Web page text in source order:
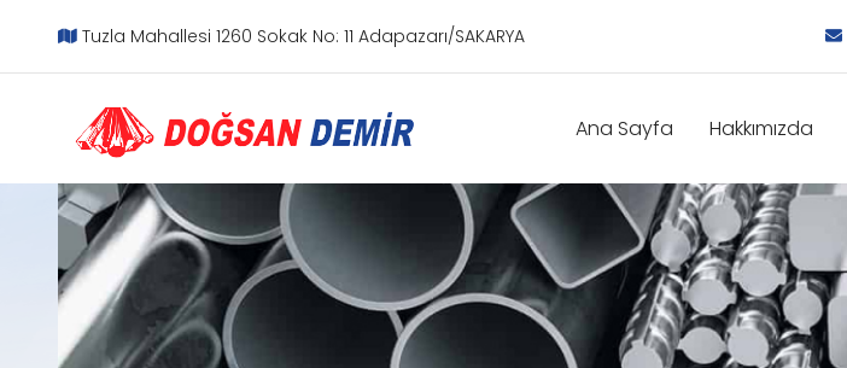
Tuzla Mahallesi 1260 Sokak No: 11 Adapazarı/SAKARYA
Ana Sayfa Hakkımızda